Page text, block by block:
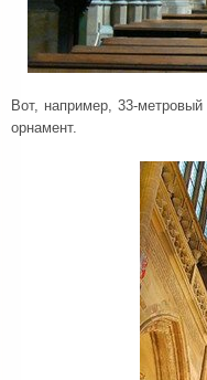
Вот, например, 33-
орнамент.